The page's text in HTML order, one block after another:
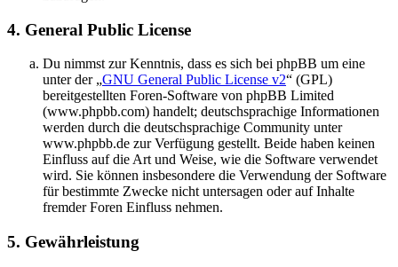
4. General Public License
Du nimmst zur Kenntnis, dass es sich bei phpBB um eine
unter der „GNU General Public License v2“ (GPL)
bereitgestellten Foren-Software von phpBB Limited
(www.phpbb.com) handelt; deutschsprachige Informationen
werden durch die deutschsprachige Community unter
www.phpbb.de zur Verfügung gestellt. Beide haben keinen
Einfluss auf die Art und Weise, wie die Software verwendet
wird. Sie können insbesondere die Verwendung der Software
für bestimmte Zwecke nicht untersagen oder auf Inhalte
fremder Foren Einfluss nehmen.
5. Gewährleistung